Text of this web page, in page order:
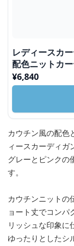
レディースカ
配色ニットカ
¥6,840
カウチン風の配色
ィースカーディガ
グレーとピンクの
す。
カウチンニットの
ョート丈でコンパ
リッシュな印象に
ゆったりとしたシ